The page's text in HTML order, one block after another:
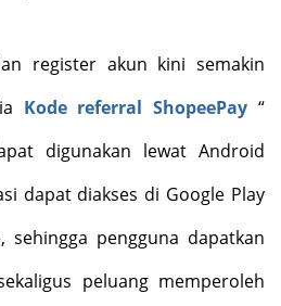
register akun kini semakin
Kode referral ShopeePay “
digunakan lewat Android
dapat diakses di Google Play
pengguna dapatkan
peluang memperoleh